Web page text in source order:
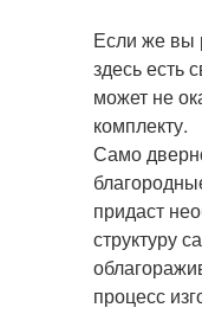
Если же вы
здесь есть
может не
комплекту.
Само
придаст
структуру
процесс